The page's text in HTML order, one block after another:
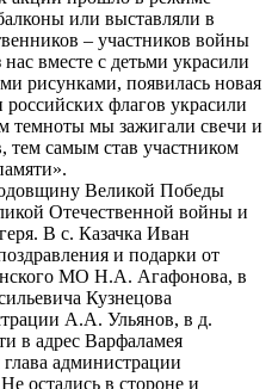
или выставляли в
– участников войны
вместе с детьми украсили
рисунками, появилась новая
флагов украсили
темноты мы зажигали свечи и
тем самым став участником
Великой Победы
Отечественной войны и
В с. Казачка Иван
и подарки от
МО Н.А. Агафонова, в
Кузнецова
А.А. Ульянов, в д.
в адрес Варфаламея
администрации
остались в стороне и